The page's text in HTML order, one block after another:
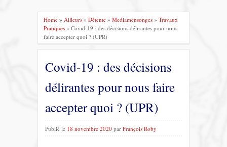
Home » Ailleurs »Détente »Mediamensonges »Travaux
Pratiques » Covid-19 : des décisions délirantes pour nous
faire accepter quoi ? (UPR)
Covid-19 : des décisions
délirantes pour nous faire
accepter quoi ? (UPR)
Publié le 18 novembre 2020 par François Roby